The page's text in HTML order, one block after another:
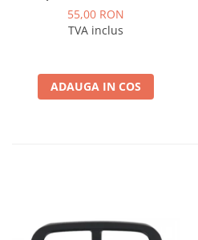
ISOOPEL
55,00 RON
TVA inclus
ADAUGA IN COS